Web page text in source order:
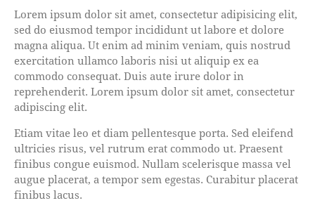
Lorem ipsum dolor sit amet, consectetur adipisicing elit,
sed do eiusmod tempor incididunt ut labore et dolore
magna aliqua. Ut enim ad minim veniam, quis nostrud
exercitation ullamco laboris nisi ut aliquip ex ea
commodo consequat. Duis aute irure dolor in
reprehenderit. Lorem ipsum dolor sit amet, consectetur
adipiscing elit.
Etiam vitae leo et diam pellentesque porta. Sed eleifend
ultricies risus, vel rutrum erat commodo ut. Praesent
finibus congue euismod. Nullam scelerisque massa vel
augue placerat, a tempor sem egestas. Curabitur placerat
finibus lacus.